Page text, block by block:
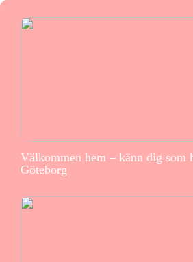
Välkommen hem – känn dig som
Göteborg